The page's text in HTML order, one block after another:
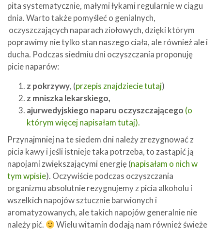
pita systematycznie, małymi łykami regularnie w ciągu
dnia. Warto także pomyśleć o genialnych,
oczyszczających naparach ziołowych, dzięki którym
poprawimy nie tylko stan naszego ciała, ale również ale i
ducha. Podczas siedmiu dni oczyszczania proponuję
picie naparów:
z pokrzywy, (przepis znajdziecie tutaj)
z mniszka lekarskiego,
ajurwedyjskiego naparu oczyszczającego (o
którym więcej napisałam tutaj).
Przynajmniej na te siedem dni należy zrezygnować z
picia kawy i jeśli istnieje taka potrzeba, to zastąpić ją
napojami zwiększającymi energię (napisałam o nich w
tym wpisie). Oczywiście podczas oczyszczania
organizmu absolutnie rezygnujemy z picia alkoholu i
wszelkich napojów sztucznie barwionych i
aromatyzowanych, ale takich napojów generalnie nie
należy pić.
Wielu witamin dodają nam również świeże